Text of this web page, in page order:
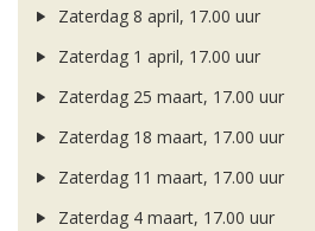
Zaterdag 8 april, 17.00 uur
Zaterdag 1 april, 17.00 uur
Zaterdag 25 maart, 17.00 uur
Zaterdag 18 maart, 17.00 uur
Zaterdag 11 maart, 17.00 uur
Zaterdag 4 maart, 17.00 uur